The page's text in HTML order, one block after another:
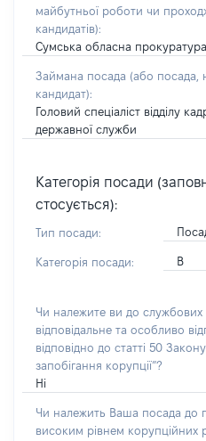
майбутньої роботи чи
кандидатів):
Сумська обласна прокуратура
Займана посада (або посада,
кандидат):
Головий спеціаліст відділу
державної служби
Категорія посади
стосується):
Тип посади:
Категорія посади: В
Чи належите ви до службових
відповідальне та особливо
відповідно до статті 50
запобігання корупції”?
Ні
Чи належить Ваша посада до
високим рівнем корупційних